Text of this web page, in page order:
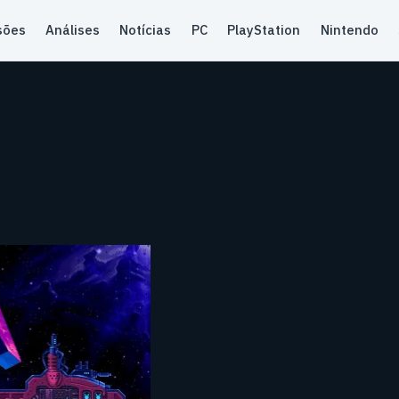
Análises Notícias PC PlayStation Nintendo